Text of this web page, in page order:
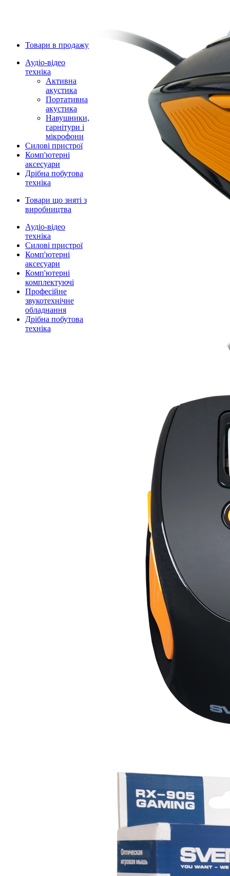
Товари в продажу
Аудіо-відео
техніка
Активна
акустика
Портативна
акустика
Навушники,
гарнітури і
мікрофони
Силові пристрої
Комп'ютерні
аксесуари
Дрібна побутова
техніка
Товари що зняті з
виробництва
Аудіо-відео
техніка
Силові пристрої
Комп'ютерні
аксесуари
Комп'ютерні
комплектуючі
Професійне
звукотехнічне
обладнання
Дрібна побутова
техніка